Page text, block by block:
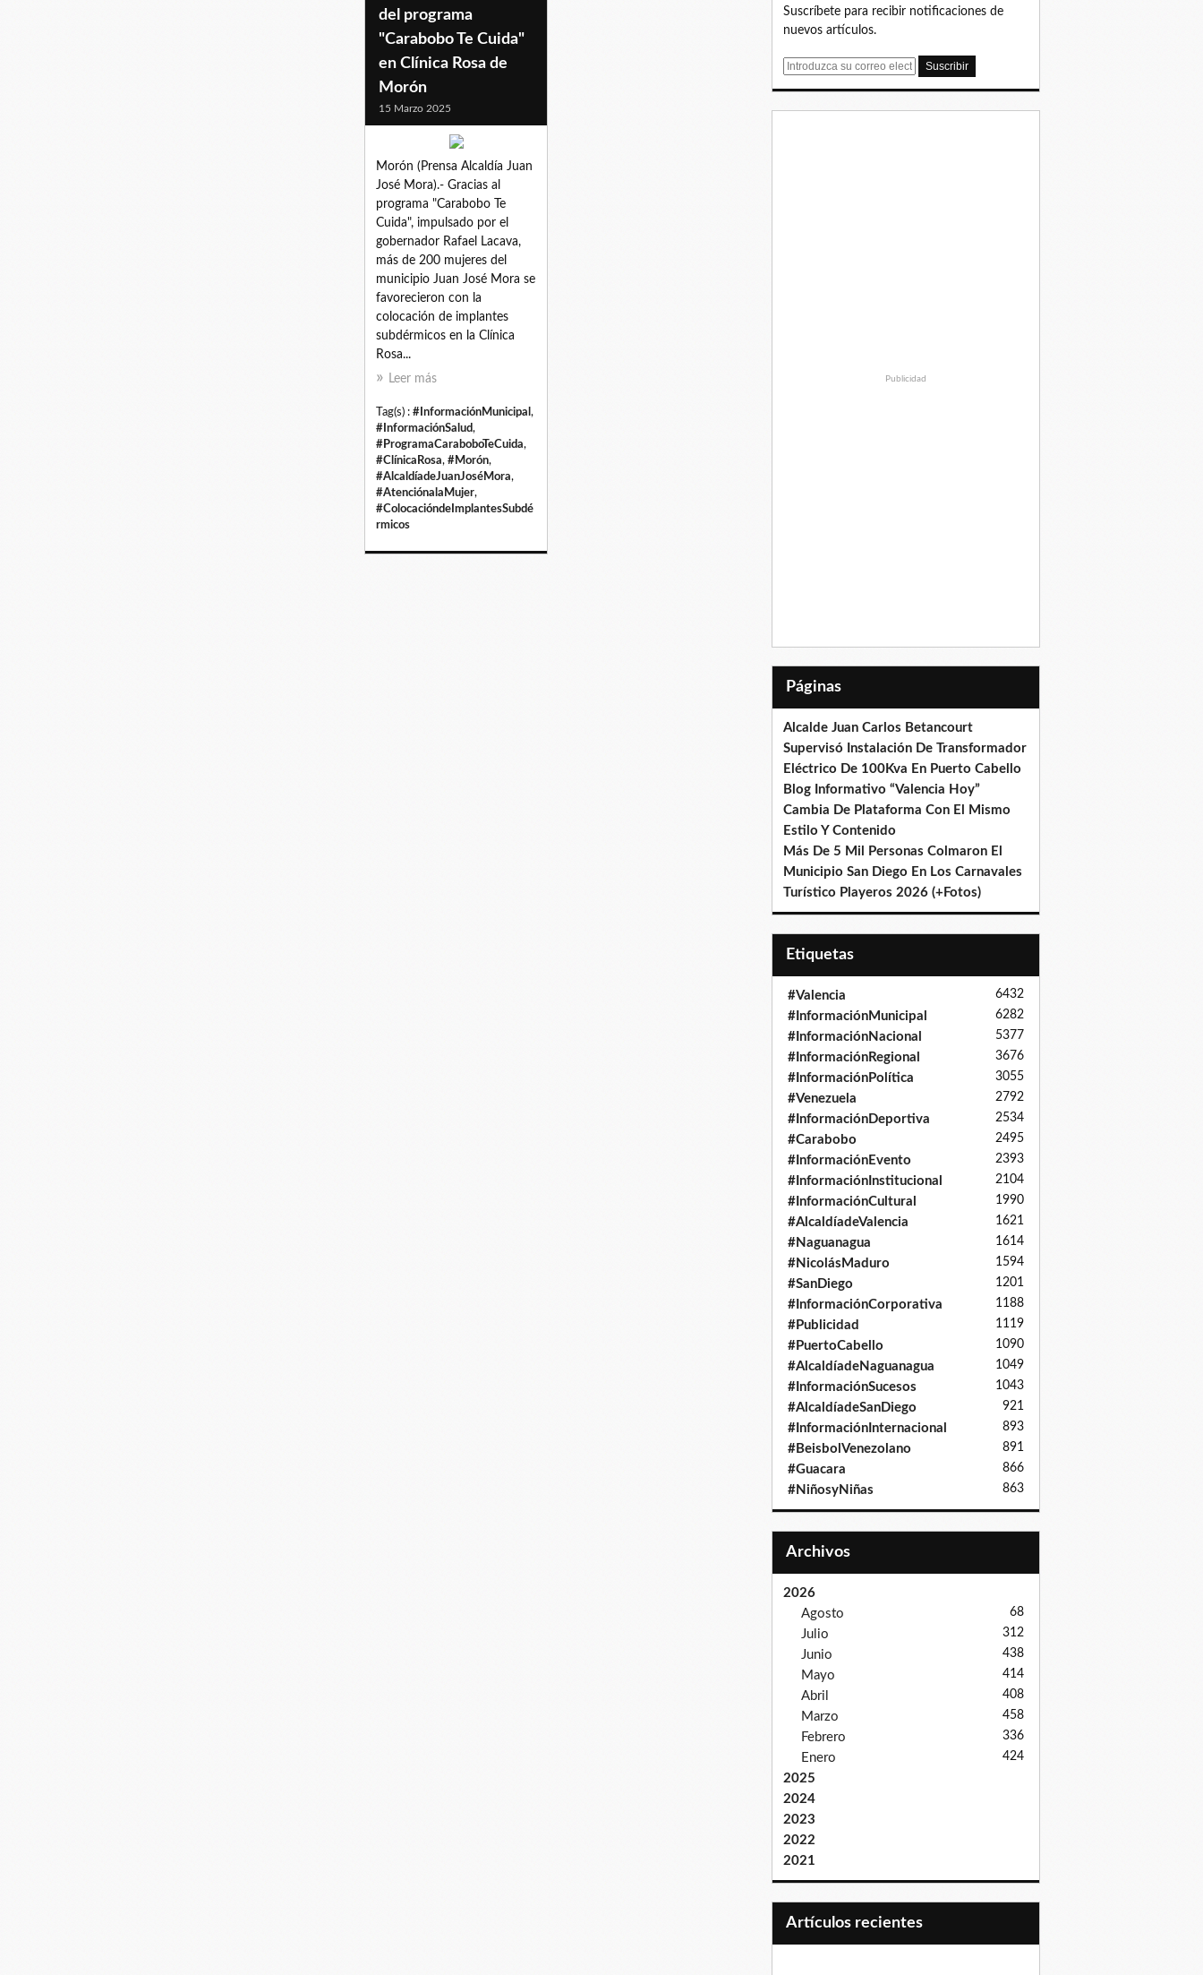
del programa
"Carabobo Te Cuida"
en Clínica Rosa de
Morón
15 Marzo 2025
Morón (Prensa Alcaldía Juan
José Mora).- Gracias al
programa "Carabobo Te
Cuida", impulsado por el
gobernador Rafael Lacava,
más de 200 mujeres del
municipio Juan José Mora se
favorecieron con la
colocación de implantes
subdérmicos en la Clínica
Rosa...
Leer más
Tag(s) : #InformaciónMunicipal ,
#InformaciónSalud,
#ProgramaCaraboboTeCuida,
#ClínicaRosa, #Morón,
#AlcaldíadeJuanJoséMora,
#AtenciónalaMujer,
#ColocacióndeImplantesSubdé
rmicos
Suscríbete para recibir notificaciones de
nuevos artículos.
E
Publicidad
Páginas
Alcalde Juan Carlos Betancourt
Supervisó Instalación De Transformador
Eléctrico De 100Kva En Puerto Cabello
Blog Informativo “Valencia Hoy”
Cambia De Plataforma Con El Mismo
Estilo Y Contenido
Más De 5 Mil Personas Colmaron El
Municipio San Diego En Los Carnavales
Turístico Playeros 2026 (+Fotos)
Etiquetas
#Valencia 6432
#InformaciónMunicipal 6282
#InformaciónNacional 5377
#InformaciónRegional 3676
#InformaciónPolítica 3055
#Venezuela 2792
#InformaciónDeportiva 2534
#Carabobo 2495
#InformaciónEvento 2393
#InformaciónInstitucional 2104
#InformaciónCultural 1990
#AlcaldíadeValencia 1621
#Naguanagua 1614
#NicolásMaduro 1594
#SanDiego 1201
#InformaciónCorporativa 1188
#Publicidad 1119
#PuertoCabello 1090
#AlcaldíadeNaguanagua 1049
#InformaciónSucesos 1043
#AlcaldíadeSanDiego 921
#InformaciónInternacional 893
#BeisbolVenezolano 891
#Guacara 866
#NiñosyNiñas 863
Archivos
2026
Agosto
68
Julio 312
Junio 438
Mayo 414
Abril 408
Marzo 458
Febrero 336
Enero 424
2025
2024
2023
2022
2021
Artículos recientes